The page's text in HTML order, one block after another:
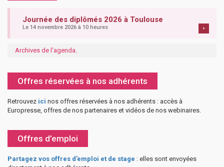
Journée des diplômés 2026 à Toulouse
Le 14 novembre 2026 à 10 heures +
Archives de l'agenda
Offres réservées à nos adhérents
Retrouvez ici nos offres réservées à nos adhérents : accès à
Europresse, offres de nos partenaires et vidéos de nos webinaires.
Offres d’emploi
Partagez vos offres d’emploi et de stage : elles sont envoyées